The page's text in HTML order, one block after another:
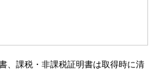
課税・非課税証明書は取得時に清